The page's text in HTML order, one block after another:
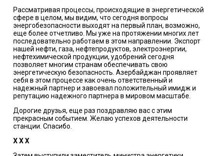
Рассматривая процессы, происходящие в энергетической
сфере в целом, мы видим, что сегодня вопросы
энергобезопасности выходят на первый план, возможно,
еще более отчетливо. Мы уже на протяжении многих лет
последовательно работаем в этом направлении. Экспорт
нашей нефти, газа, нефтепродуктов, электроэнергии,
нефтехимической продукции, удобрений сегодня
позволяет многим странам обеспечивать свою
энергетическую безопасность. Азербайджан проявляет
себя в этом процессе как очень ответственный и
надежный партнер и завоевал положительный имидж и
репутацию надежного партнера в мировом масштабе.
Дорогие друзья, еще раз поздравляю вас с этим
прекрасным событием. Желаю успехов деятельности
станции. Спасибо.
Х Х Х